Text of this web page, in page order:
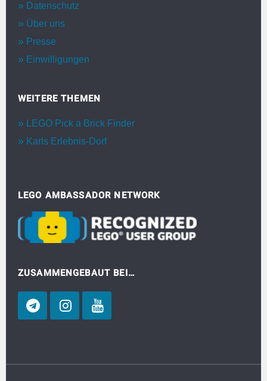
Datenschutz
Über uns
Presse
Einwilligungen
WEITERE THEMEN
LEGO Pick a Brick Finder
Karls Erlebnis-Dorf
LEGO AMBASSADOR NETWORK
ZUSAMMENGEBAUT BEI…